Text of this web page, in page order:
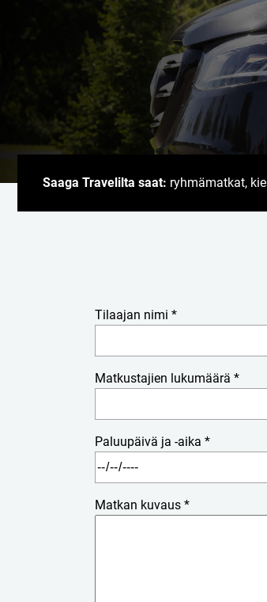
Saaga Travelilta saat: ryhmämatkat,
Tilaajan nimi *
Matkustajien lukumäärä *
Paluupäivä ja -aika *
Matkan kuvaus *